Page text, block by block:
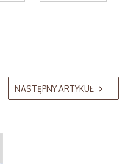
.NASTĘPNY ARTYKUŁ